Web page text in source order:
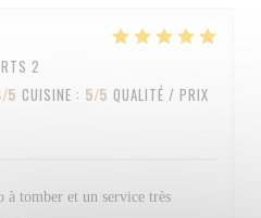
2
/5 CUISINE : 5/5 QUALITÉ / PRIX
à tomber et un service très